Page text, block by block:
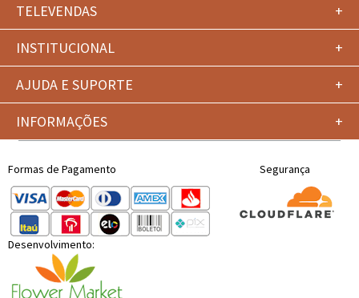
TELEVENDAS
+
INSTITUCIONAL
+
AJUDA E SUPORTE
+
INFORMAÇÕES
+
Formas de Pagamento Segurança
Desenvolvimento: